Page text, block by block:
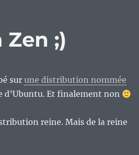
;)
sur une distribution nommée
d’Ubuntu. Et finalement non
reine. Mais de la reine